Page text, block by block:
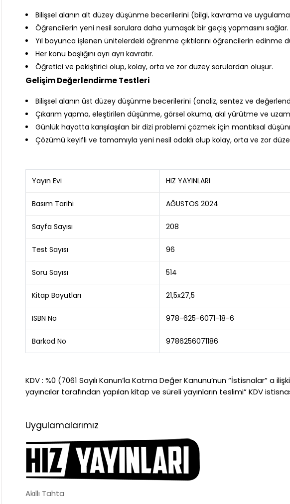
Bilişsel alanın alt düzey düşünme becerilerini (bilgi, kavrama ve
Öğrencilerin yeni nesil sorulara daha yumaşak bir geçiş yapmasını sağlar.
Yıl boyunca işlenen ünitelerdeki öğrenme çıktılarını öğrencilerin edinme
Her konu başlığını ayrı ayrı kavratır.
Öğretici ve pekiştirici olup, kolay, orta ve zor düzey sorulardan oluşur.
Gelişim Değerlendirme Testleri
Bilişsel alanın üst düzey düşünme becerilerini (analiz, sentez ve
Çıkarım yapma, eleştirilen düşünme, görsel okuma, akıl yürütme ve
Günlük hayatta karışılaşılan bir dizi problemi çözmek için mantıksal
Çözümü keyifli ve tamamıyla yeni nesil odaklı olup kolay, orta ve zor
Yayın Evi HIZ YAYINLARI
Basım Tarihi AĞUSTOS 2024
Sayfa Sayısı 208
Test Sayısı 96
Soru Sayısı 514
Kitap Boyutları 21,5x27,5
ISBN No 978-625-6071-18-6
Barkod No 9786256071186
KDV : %0 (7061 Sayılı Kanun’la Katma Değer Kanunu’nun “İstisnalar” a
yayıncılar tarafından yapılan kitap ve süreli yayınların teslimi” KDV
Uygulamalarımız
Akıllı Tahta